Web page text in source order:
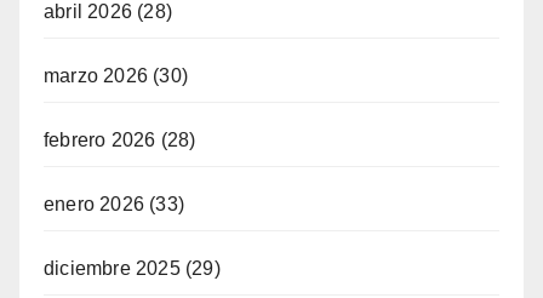
abril 2026 (28)
marzo 2026 (30)
febrero 2026 (28)
enero 2026 (33)
diciembre 2025(29)